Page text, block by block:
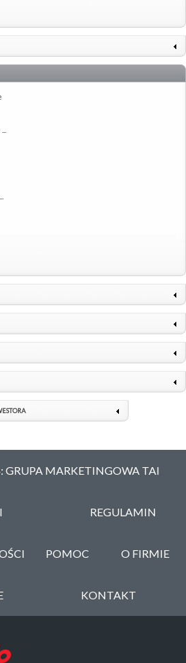
GRUPA MARKETINGOWA TAI
REGULAMIN
POMOC O FIRMIE
KONTAKT